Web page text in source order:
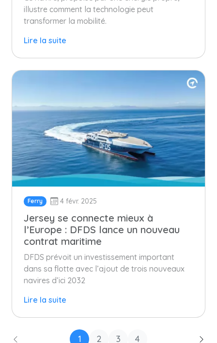
illustre comment la technologie peut
transformer la mobilité.
Lire la suite
Ferry 4 févr. 2025
Jersey se connecte mieux à
l’Europe : DFDS lance un nouveau
contrat maritime
DFDS prévoit un investissement important
dans sa flotte avec l’ajout de trois nouveaux
navires d’ici 2032
Lire la suite
1 2 3 4